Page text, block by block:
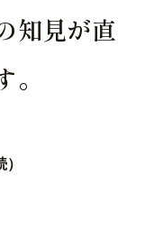
知見が直